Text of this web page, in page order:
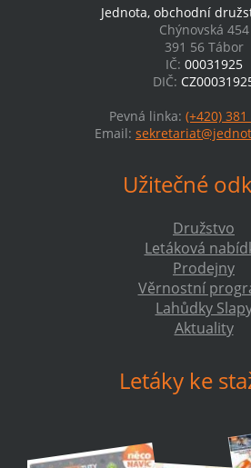
Jednota, obchodní
Chýnovská 454
391 56 Tábor
IČ: 00031925
DIČ:
Pevná linka: (+420) 381
Email:
Užitečné
Družstvo
Letáková
Prodejny
Věrnostní
Lahůdky
Aktuality
Letáky ke